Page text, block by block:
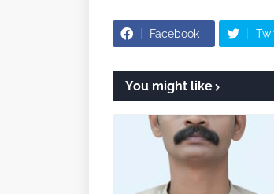
Facebook
You might like